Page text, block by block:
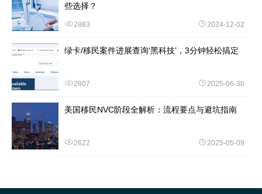
些选择？
2883 2024-12-02
绿卡/移民案件进展查询‘黑科技’，3分钟轻松搞定
2807 2025-06-30
美国移民NVC阶段全解析：流程要点与避坑指南
2622 2025-05-09